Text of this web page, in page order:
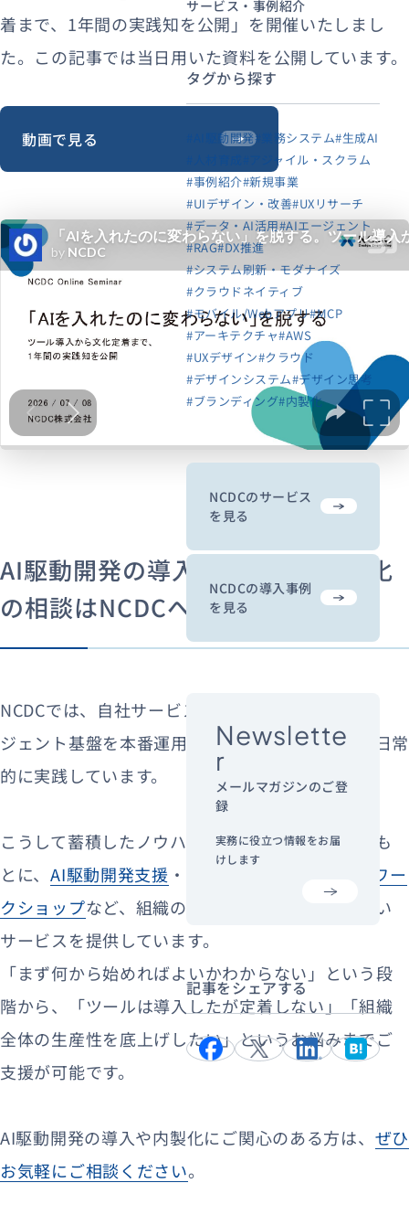
着まで、1年間の実践知を公開」を開催いたしまし
た。この記事では当日用いた資料を公開しています。
動画で見る
AI駆動開発の導入や、開発の内製化
の相談はNCDCへ
NCDCでは、自社サービス「
ジェント基盤を本番運用しながら、AI駆動開発を日常
的に実践しています。
こうして蓄積したノウハウや多様な支援の実績をも
とに、AI駆動開発支援 ・
生成AI活用ワー
クショップなど、組織の状況や目的に応じた幅広い
サービスを提供しています。
「まず何から始めればよいかわからない」という段
階から、「ツールは導入したが定着しない」「組織
全体の生産性を底上げしたい」というお悩みまでご
支援が可能です。
AI駆動開発の導入や内製化にご関心のある方は、 ぜひ
お気軽にご相談ください。
サービス・事例紹介
タグから探す
#AI駆動開発#業務システム#生成AI
#アジャイル・スクラム
#事例紹介#新規事業
#UIデザイン・改善#UXリサーチ
#データ・AI活用#AIエージェント
#RAG#DX推進
#システム刷新・モダナイズ
#クラウドネイティブ
#モバイル/Webアプリ#MCP
#アーキテクチャ#AWS
#UXデザイン#クラウド
#デザインシステム#デザイン思考
#ブランディング#内製化
NCDCのサービス
を見る
NCDCの導入事例
を見る
Newslette
r
メールマガジンのご登
録
実務に役立つ情報をお届
けします
記事をシェアする